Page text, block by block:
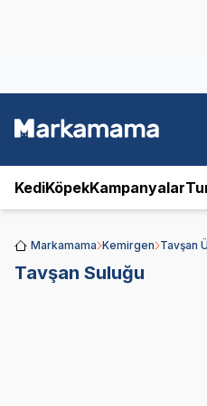
KediKöpekKampanyalar
Markamama Kemirgen Tavşan
Tavşan Suluğu